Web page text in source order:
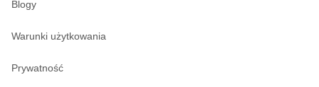
Blogy
Warunki użytkowania
Prywatność